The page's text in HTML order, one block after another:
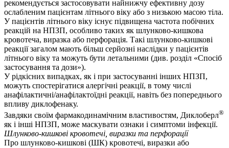
рекомендується застосовувати найнижчу ефективну дозу
ослабленим пацієнтам літнього віку або з низькою масою тіла.
У пацієнтів літнього віку існує підвищена частота побічних
реакцій на НПЗП, особливо таких як шлунково-кишкова
кровотеча, виразка або перфорація. Такі шлунково-кишкові
реакції загалом мають більш серйозні наслідки у пацієнтів
літнього віку та можуть бути летальними (див. розділ «Спосіб
застосування та дози»).
У рідкісних випадках, як і при застосуванні інших НПЗП,
можуть спостерігатися алергічні реакції, в тому числі
анафілактичні/анафілактоїдні реакції, навіть без попереднього
впливу диклофенаку.
Завдяки своїм фармакодинамічним властивостям, Диклоберл®
як і інші НПЗП, може маскувати ознаки і симптоми інфекції.
Шлунково-кишкові кровотечі, виразки та перфорації
Про шлунково-кишкові (ШК) кровотечі, виразки або